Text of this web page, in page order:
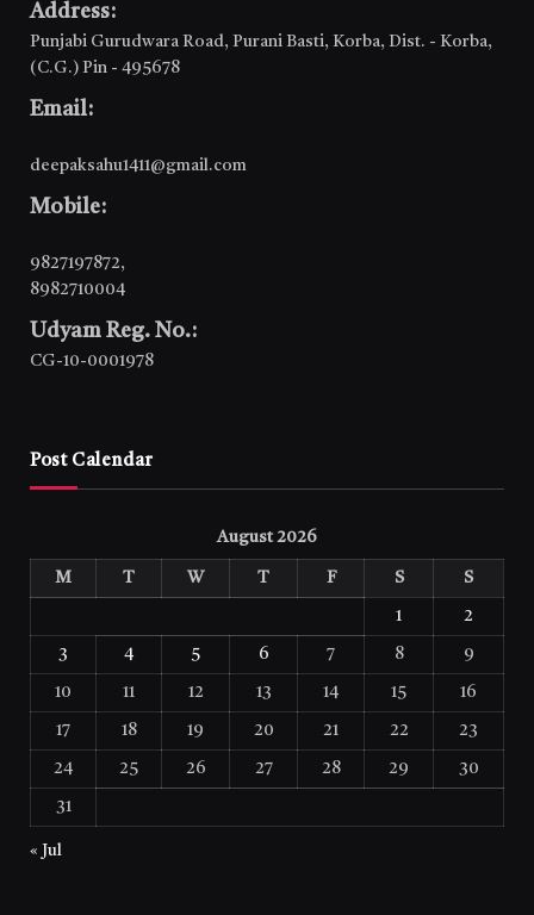
Address:
Punjabi Gurudwara Road, Purani Basti, Korba, Dist. - Korba,
(C.G.) Pin - 495678
Email:
deepaksahu1411@gmail.com
Mobile:
9827197872,
8982710004
Udyam Reg. No.:
CG-10-0001978
Post Calendar
August 2026
M T W T F S S
1 2
3 4 5 6 7 8 9
10 11 12 13 14 15 16
17 18 19 20 21 22 23
24 25 26 27 28 29 30
31
« Jul